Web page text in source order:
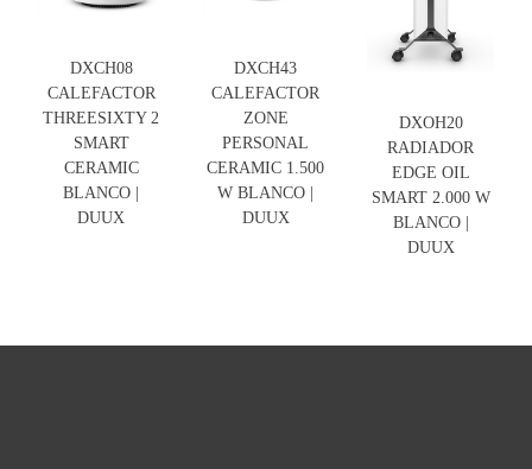
DXCH08
CALEFACTOR
THREESIXTY 2
SMART
CERAMIC
BLANCO |
DUUX
DXCH43
CALEFACTOR
ZONE
PERSONAL
CERAMIC 1.500
W BLANCO |
DUUX
DXOH20
RADIADOR
EDGE OIL
SMART 2.000 W
BLANCO |
DUUX